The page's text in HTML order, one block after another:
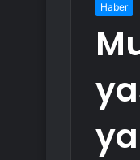
Haber